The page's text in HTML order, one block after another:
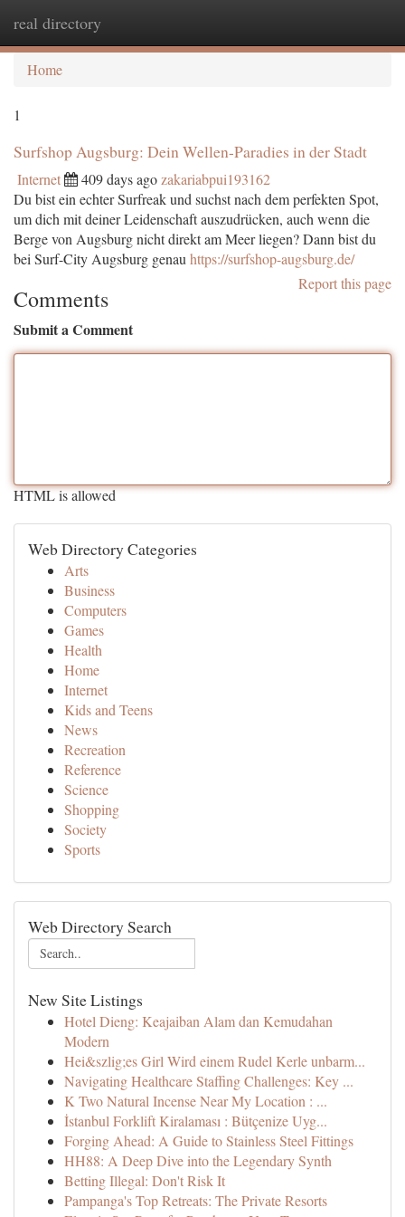
real directory
Home
1
Surfshop Augsburg: Dein Wellen-Paradies in der Stadt
Internet 409 days ago zakariabpui193162
Du bist ein echter Surfreak und suchst nach dem perfekten Spot,
um dich mit deiner Leidenschaft auszudrücken, auch wenn die
Berge von Augsburg nicht direkt am Meer liegen? Dann bist du
bei Surf-City Augsburg genau https://surfshop-augsburg.de/
Report this page
Comments
Submit a Comment
HTML is allowed
Web Directory Categories
Arts
Business
Computers
Games
Health
Home
Internet
Kids and Teens
News
Recreation
Reference
Science
Shopping
Society
Sports
Web Directory Search
New Site Listings
Hotel Dieng: Keajaiban Alam dan Kemudahan
Modern
Hei&szlig;es Girl Wird einem Rudel Kerle unbarm...
Navigating Healthcare Staffing Challenges: Key ...
K Two Natural Incense Near My Location : ...
İstanbul Forklift Kiralaması : Bütçenize Uyg...
Forging Ahead: A Guide to Stainless Steel Fittings
HH88: A Deep Dive into the Legendary Synth
Betting Illegal: Don't Risk It
Pampanga's Top Retreats: The Private Resorts